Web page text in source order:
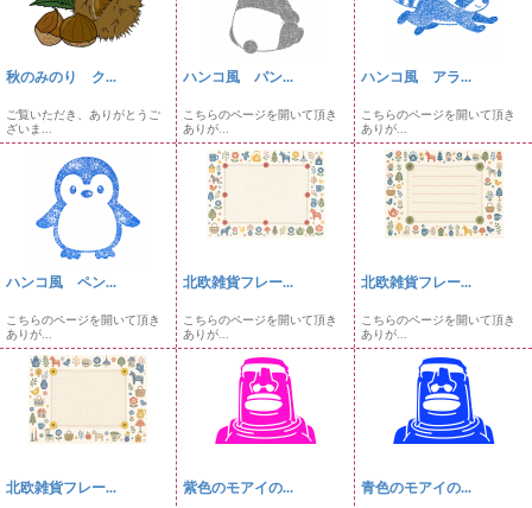
秋のみのり ク...
ご覧いただき、ありがとうご
ざいま...
ハンコ風 パン...
こちらのページを開いて頂き
ありが...
ハンコ風 アラ...
こちらのページを開いて頂き
ありが...
ハンコ風 ペン...
こちらのページを開いて頂き
ありが...
北欧雑貨フレー...
こちらのページを開いて頂き
ありが...
北欧雑貨フレー...
こちらのページを開いて頂き
ありが...
北欧雑貨フレー... 紫色のモアイの... 青色のモアイの...